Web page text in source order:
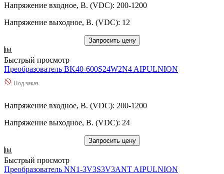
Напряжение входное, В. (VDC): 200-1200
Напряжение выходное, В. (VDC): 12
Запросить цену
Быстрый просмотр
Преобразователь BK40-600S24W2N4 AIPULNION
Под заказ
Напряжение входное, В. (VDC): 200-1200
Напряжение выходное, В. (VDC): 24
Запросить цену
Быстрый просмотр
Преобразователь NN1-3V3S3V3ANT AIPULNION